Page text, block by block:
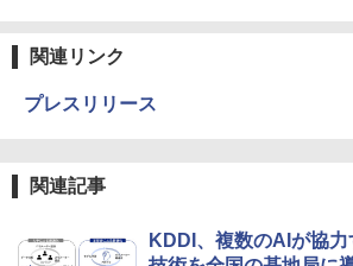
関連リンク
プレスリリース
関連記事
KDDI、複数のAIが協